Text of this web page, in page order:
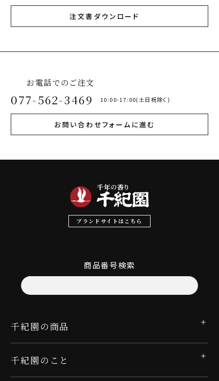
注文書ダウンロード
お電話でのご注文
077-562-3469 10:00-17:00(土日祝除く)
お問い合わせフォームに進む
ブランドサイトはこちら
商品番号検索
千紀園の商品
千紀園のこと